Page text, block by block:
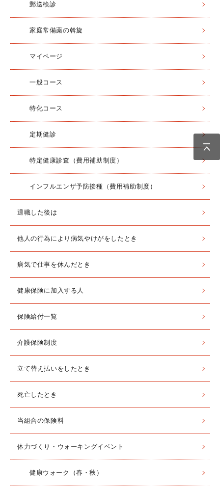
郵送検診
家庭常備薬の斡旋
マイページ
一般コース
特化コース
定期健診
特定健康診査（費用補助制度）
インフルエンザ予防接種（費用補助制度）
退職した後は
他人の行為により病気やけがをしたとき
病気で仕事を休んだとき
健康保険に加入する人
保険給付一覧
介護保険制度
立て替え払いをしたとき
死亡したとき
当組合の保険料
体力づくり・ウォーキングイベント
健康ウォーク（春・秋）